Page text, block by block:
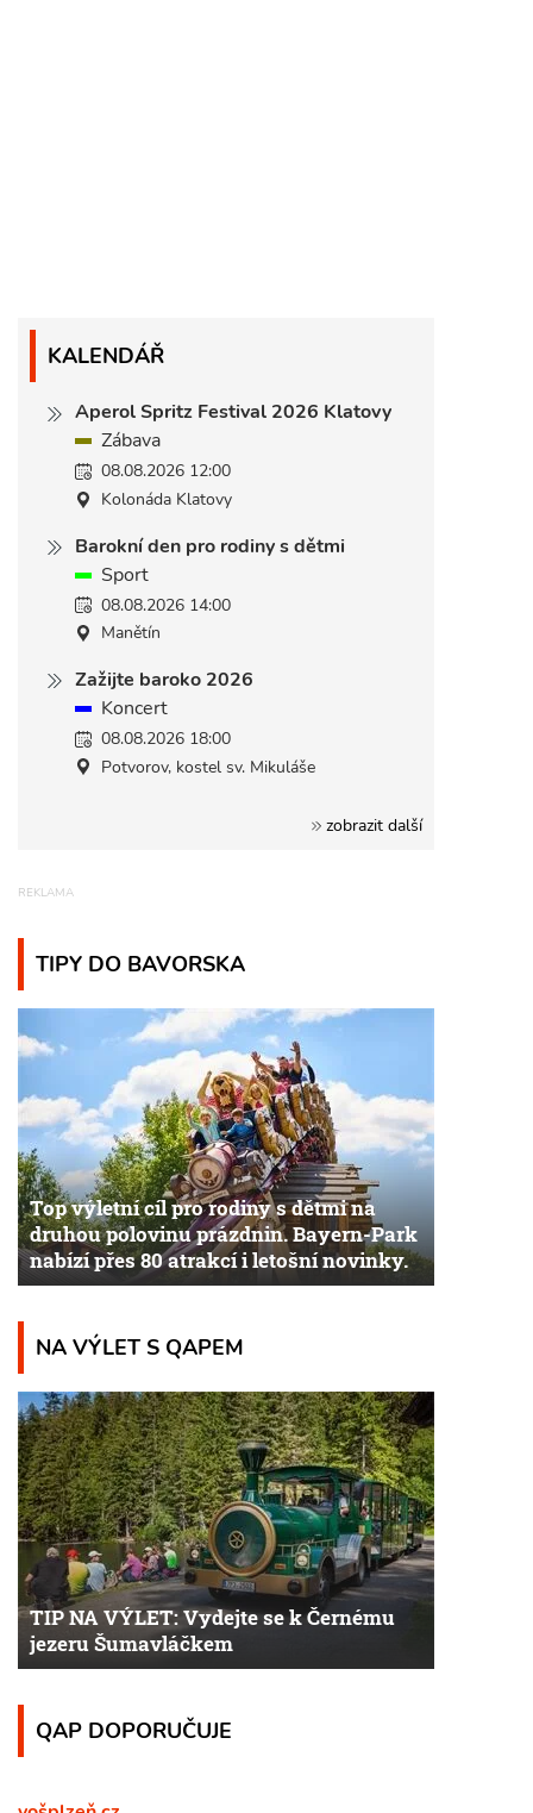
KALENDÁŘ
Aperol Spritz Festival 2026 Klatovy
Zábava
08.08.2026 12:00
Kolonáda Klatovy
Barokní den pro rodiny s dětmi
Sport
08.08.2026 14:00
Manětín
Zažijte baroko 2026
Koncert
08.08.2026 18:00
Potvorov, kostel sv. Mikuláše
zobrazit další
TIPY DO BAVORSKA
Top výletní cíl pro rodiny s dětmi na
druhou polovinu prázdnin. Bayern-Park
nabízí přes 80 atrakcí i letošní novinky.
NA VÝLET S QAPEM
TIP NA VÝLET: Vydejte se k Černému
jezeru Šumavláčkem
QAP DOPORUČUJE